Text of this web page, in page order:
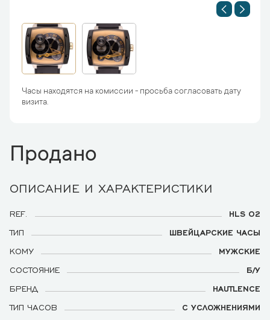
Часы находятся на комиссии - просьба согласовать дату
визита.
Продано
ОПИСАНИЕ И ХАРАКТЕРИСТИКИ
REF.
HLS 02
ТИП
ШВЕЙЦАРСКИЕ ЧАСЫ
КОМУ
МУЖСКИЕ
СОСТОЯНИЕ
Б/У
БРЕНД
HAUTLENCE
ТИП ЧАСОВ
С УСЛОЖНЕНИЯМИ